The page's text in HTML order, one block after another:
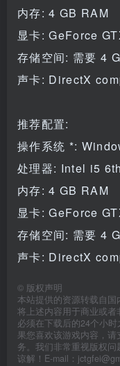
内存: 4 GB RAM
显卡: GeForce
存储空间: 需要 4
声卡: DirectX
推荐配置:
操作系统 *:
处理器: Intel i5
内存: 4 GB RAM
显卡: GeForce
存储空间: 需要 4
声卡: DirectX
© 版权声明
本站提供的资源转载自
将上述内容用于商业或
必须在下载后的24个小
果您喜欢该游戏内容，
务。我们非常重视版权
谅解！E-mail：